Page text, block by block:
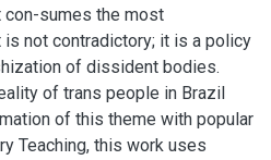
sumes the most
not contradictory; it is a policy
of dissident bodies.
of trans people in Brazil
of this theme with popular
Teaching, this work uses